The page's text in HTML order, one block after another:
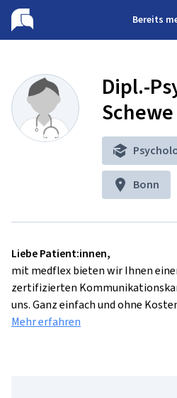
Bereits
Dipl.-
Schewe
Bonn
Liebe Patient:innen,
mit medflex bieten wir Ihnen
zertifizierten
uns. Ganz einfach und ohne
Mehr erfahren